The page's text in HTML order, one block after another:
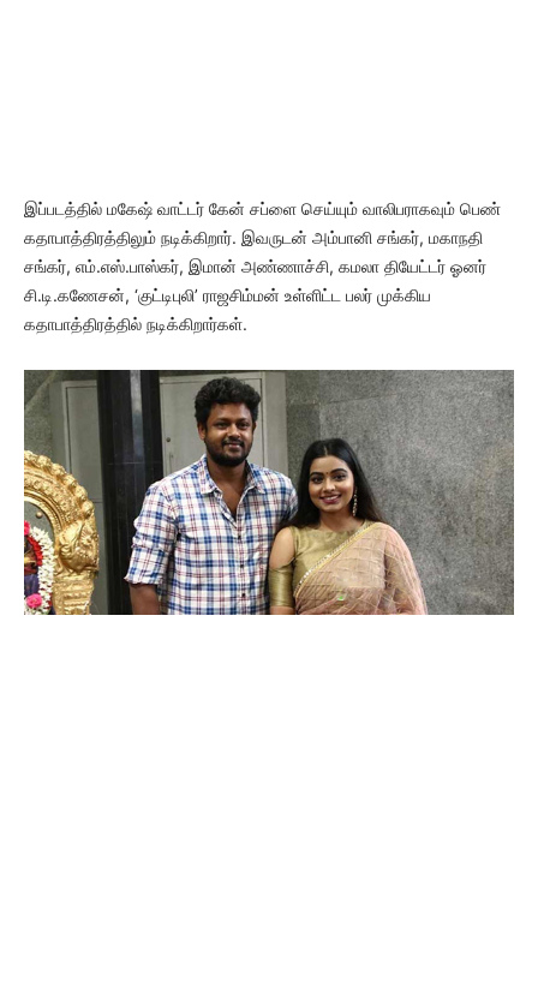
இப்படத்தில் மகேஷ் வாட்டர் கேன் சப்ளை செய்யும் வாலிபராகவும் பெண்
கதாபாத்திரத்திலும் நடிக்கிறார். இவருடன் அம்பானி சங்கர், மகாநதி
சங்கர், எம்.எஸ்.பாஸ்கர், இமான் அண்ணாச்சி, கமலா தியேட்டர் ஓனர்
சி.டி.கணேசன், ‘குட்டிபுலி’ ராஜசிம்மன் உள்ளிட்ட பலர் முக்கிய
கதாபாத்திரத்தில் நடிக்கிறார்கள்.